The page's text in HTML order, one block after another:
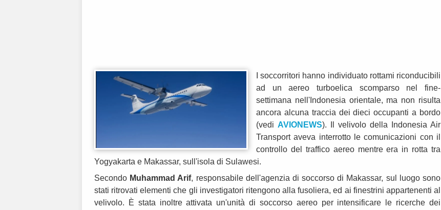
I soccorritori hanno individuato rottami riconducibili
ad un aereo turboelica scomparso nel fine-
settimana nell'Indonesia orientale, ma non risulta
ancora alcuna traccia dei dieci occupanti a bordo
(vedi AVIONEWS). Il velivolo della Indonesia Air
Transport aveva interrotto le comunicazioni con il
controllo del traffico aereo mentre era in rotta tra
Yogyakarta e Makassar, sull'isola di Sulawesi.
Secondo Muhammad Arif, responsabile dell'agenzia di soccorso di Makassar, sul luogo sono
stati ritrovati elementi che gli investigatori ritengono alla fusoliera, ed ai finestrini appartenenti al
velivolo. È stata inoltre attivata un'unità di soccorso aereo per intensificare le ricerche dei